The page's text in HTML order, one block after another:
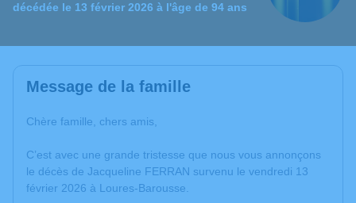
décédée le 13 février 2026 à l'âge de 94 ans
Message de la famille
Chère famille, chers amis,
C’est avec une grande tristesse que nous vous annonçons
le décès de Jacqueline FERRAN survenu le vendredi 13
février 2026 à Loures-Barousse.